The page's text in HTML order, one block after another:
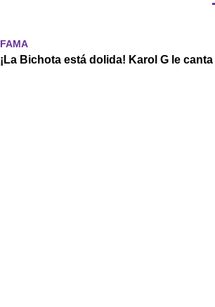
FAMA
¡La Bichota está dolida! Karol G le